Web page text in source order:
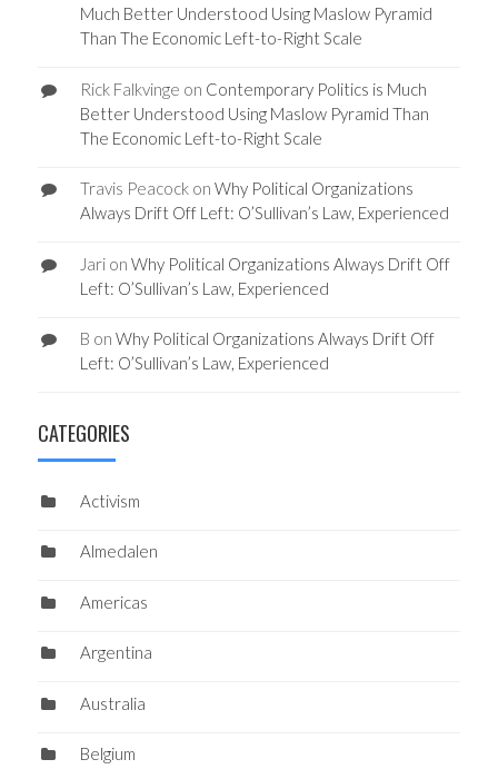
Much Better Understood Using Maslow Pyramid
Than The Economic Left-to-Right Scale
Rick Falkvinge on Contemporary Politics is Much
Better Understood Using Maslow Pyramid Than
The Economic Left-to-Right Scale
Travis Peacockon Why Political Organizations
Always Drift Off Left: O’Sullivan’s Law, Experienced
Jarion Why Political Organizations Always Drift Off
Left: O’Sullivan’s Law, Experienced
B on Why Political Organizations Always Drift Off
Left: O’Sullivan’s Law, Experienced
CATEGORIES
Activism
Almedalen
Americas
Argentina
Australia
Belgium